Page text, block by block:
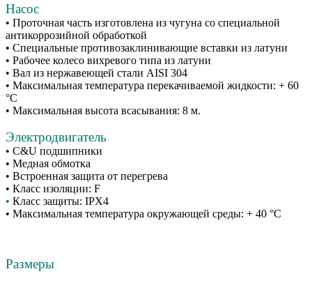
Насос
• Проточная часть изготовлена из чугуна со специальной
антикоррозийной обработкой
• Специальные противозаклинивающие вставки из латуни
• Рабочее колесо вихревого типа из латуни
• Вал из нержавеющей стали AISI 304
• Максимальная температура перекачиваемой жидкости: + 60
°С
• Максимальная высота всасывания: 8 м.
Электродвигатель
• C&U подшипники
• Медная обмотка
• Встроенная защита от перегрева
• Класс изоляции: F
• Класс защиты: IPX4
• Максимальная температура окружающей среды: + 40 °С
Размеры